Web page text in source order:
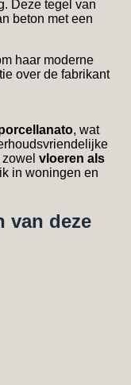
Deze tegel van
beton met een
haar moderne
over de fabrikant
, wat
vloeren als
in woningen en
van deze